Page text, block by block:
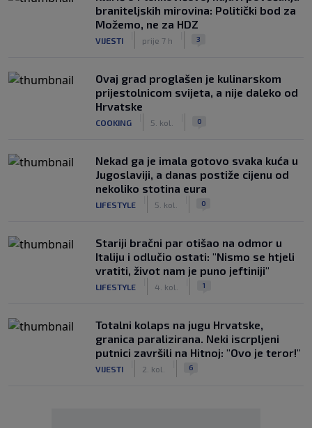
braniteljskih mirovina: Politički bod za
Možemo, ne za HDZ
VIJESTI prije 7 h 3
Ovaj grad proglašen je kulinarskom
prijestolnicom svijeta, a nije daleko od
Hrvatske
COOKING 5. kol. 0
Nekad ga je imala gotovo svaka kuća u
Jugoslaviji, a danas postiže cijenu od
nekoliko stotina eura
LIFESTYLE 5. kol. 0
Stariji bračni par otišao na odmor u
Italiju i odlučio ostati: "Nismo se htjeli
vratiti, život nam je puno jeftiniji"
LIFESTYLE 4. kol. 1
Totalni kolaps na jugu Hrvatske,
granica paralizirana. Neki iscrpljeni
putnici završili na Hitnoj: "Ovo je teror!"
VIJESTI 2. kol. 6